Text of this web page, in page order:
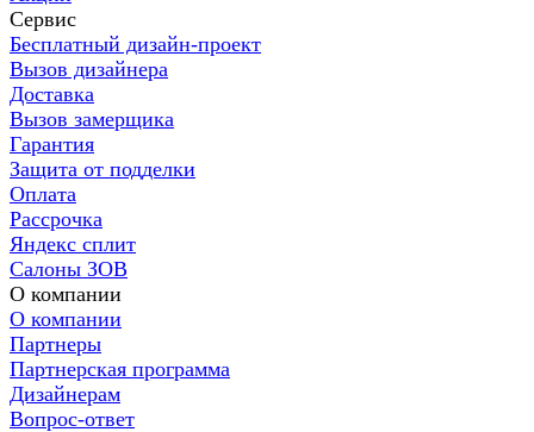
Сервис
Бесплатный дизайн-проект
Вызов дизайнера
Доставка
Вызов замерщика
Гарантия
Защита от подделки
Оплата
Рассрочка
Яндекс сплит
Салоны ЗОВ
О компании
О компании
Партнеры
Партнерская программа
Дизайнерам
Вопрос-ответ